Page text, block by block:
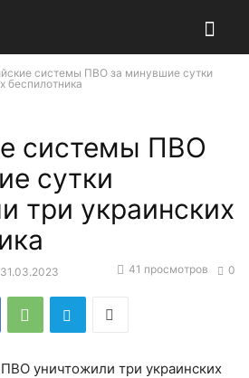
системы ПВО за минувшие сутки
беспилотника
системы ПВО
сутки
три украинских
31.03.2023 0
41 просмотров
уничтожили три украинских